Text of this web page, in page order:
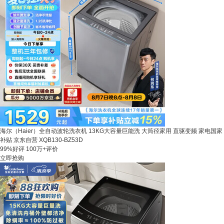
海尔（Haier）全自动波轮洗衣机 13KG大容量巨能洗 大筒径家用 直驱变频 家电国家
补贴 京东自营 XQB130-BZ53D
99%好评 100万+评价
立即抢购